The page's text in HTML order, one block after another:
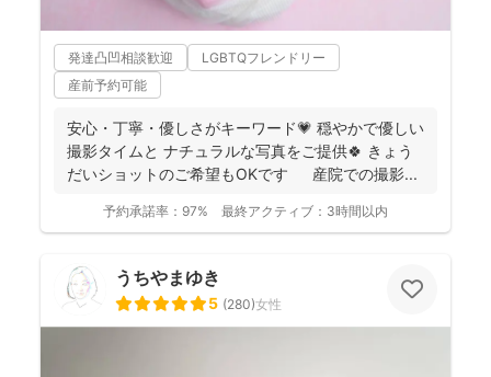
発達凸凹相談歓迎
LGBTQフレンドリー
産前予約可能
安心・丁寧・優しさがキーワード💗 穏やかで優しい
撮影タイムと ナチュラルな写真をご提供🍀 きょう
だいショットのご希望もOKです 産院での撮影...
予約承諾率： 97% 最終アクティブ： 3時間以内
うちやまゆき
5 (280)女性